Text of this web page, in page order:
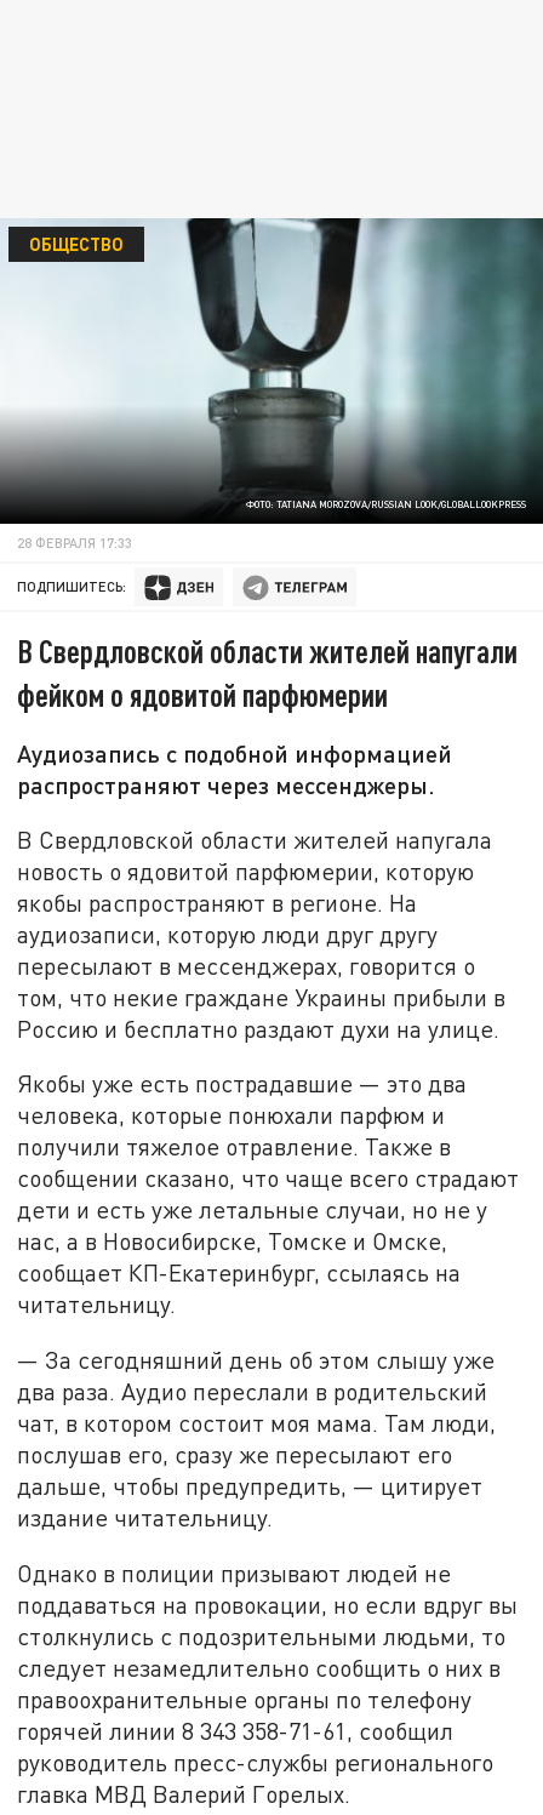
ФОТО: TATIANA MOROZOVA/RUSSIAN LOOK/GLOBALLOOKPRESS
ОБЩЕСТВО
28 ФЕВРАЛЯ 17:33
ПОДПИШИТЕСЬ:
В Свердловской области жителей напугали
фейком о ядовитой парфюмерии
Аудиозапись с подобной информацией
распространяют через мессенджеры.
В Свердловской области жителей напугала
новость о ядовитой парфюмерии, которую
якобы распространяют в регионе. На
аудиозаписи, которую люди друг другу
пересылают в мессенджерах, говорится о
том, что некие граждане Украины прибыли в
Россию и бесплатно раздают духи на улице.
Якобы уже есть пострадавшие — это два
человека, которые понюхали парфюм и
получили тяжелое отравление. Также в
сообщении сказано, что чаще всего страдают
дети и есть уже летальные случаи, но не у
нас, а в Новосибирске, Томске и Омске,
сообщает КП-Екатеринбург, ссылаясь на
читательницу.
— За сегодняшний день об этом слышу уже
два раза. Аудио переслали в родительский
чат, в котором состоит моя мама. Там люди,
послушав его, сразу же пересылают его
дальше, чтобы предупредить, — цитирует
издание читательницу.
Однако в полиции призывают людей не
поддаваться на провокации, но если вдруг вы
столкнулись с подозрительными людьми, то
следует незамедлительно сообщить о них в
правоохранительные органы по телефону
горячей линии 8 343 358-71-61, сообщил
руководитель пресс-службы регионального
главка МВД Валерий Горелых.